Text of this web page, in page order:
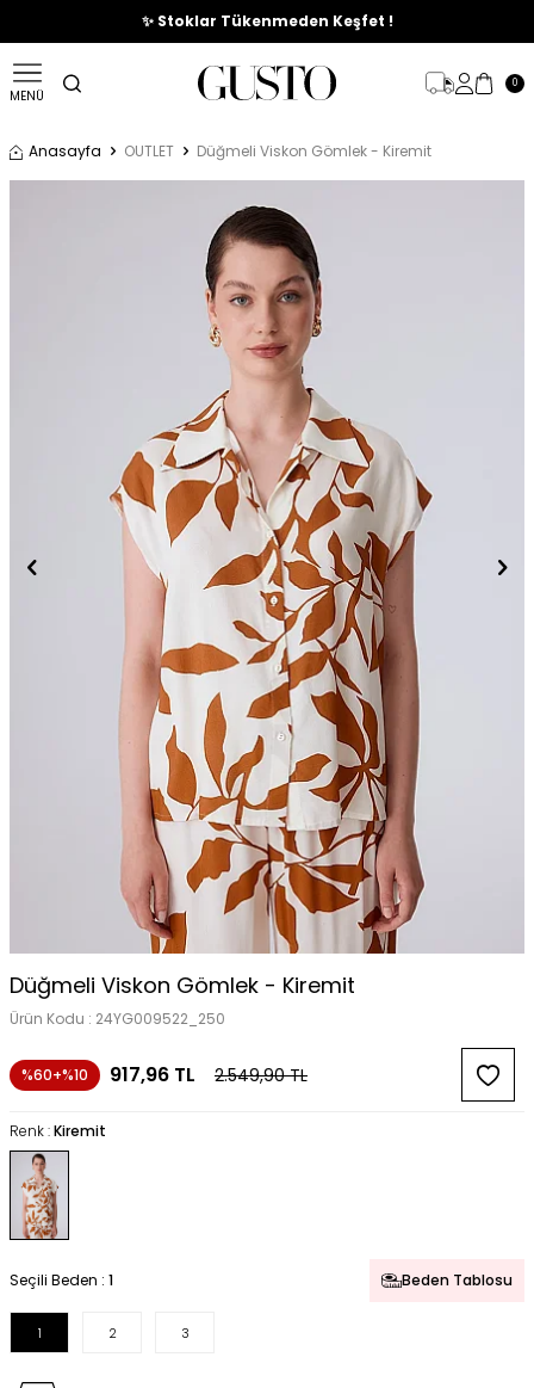
🎉%70'e Varan Büyük Yaz İndirim Başladı !
✨ Stoklar Tükenmeden Keşfet !
MENÜ
0
Anasayfa OUTLET Düğmeli Viskon Gömlek - Kiremit
Düğmeli Viskon Gömlek - Kiremit
Ürün Kodu : 24YG009522_250
%60+%10 917,96 TL 2.549,90TL
Renk :Kiremit
Seçili Beden : 1 Beden Tablosu
1 2 3